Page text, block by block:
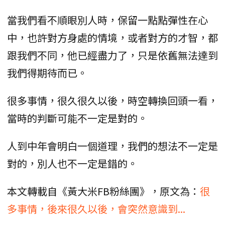
當我們看不順眼別人時，保留一點點彈性在心
中，也許對方身處的情境，或者對方的才智，都
跟我們不同，他已經盡力了，只是依舊無法達到
我們得期待而已。
很多事情，很久很久以後，時空轉換回頭一看，
當時的判斷可能不一定是對的。
人到中年會明白一個道理，我們的想法不一定是
對的，別人也不一定是錯的。
本文轉載自《黃大米FB粉絲團》，原文為： 很
多事情，後來很久以後，會突然意識到...